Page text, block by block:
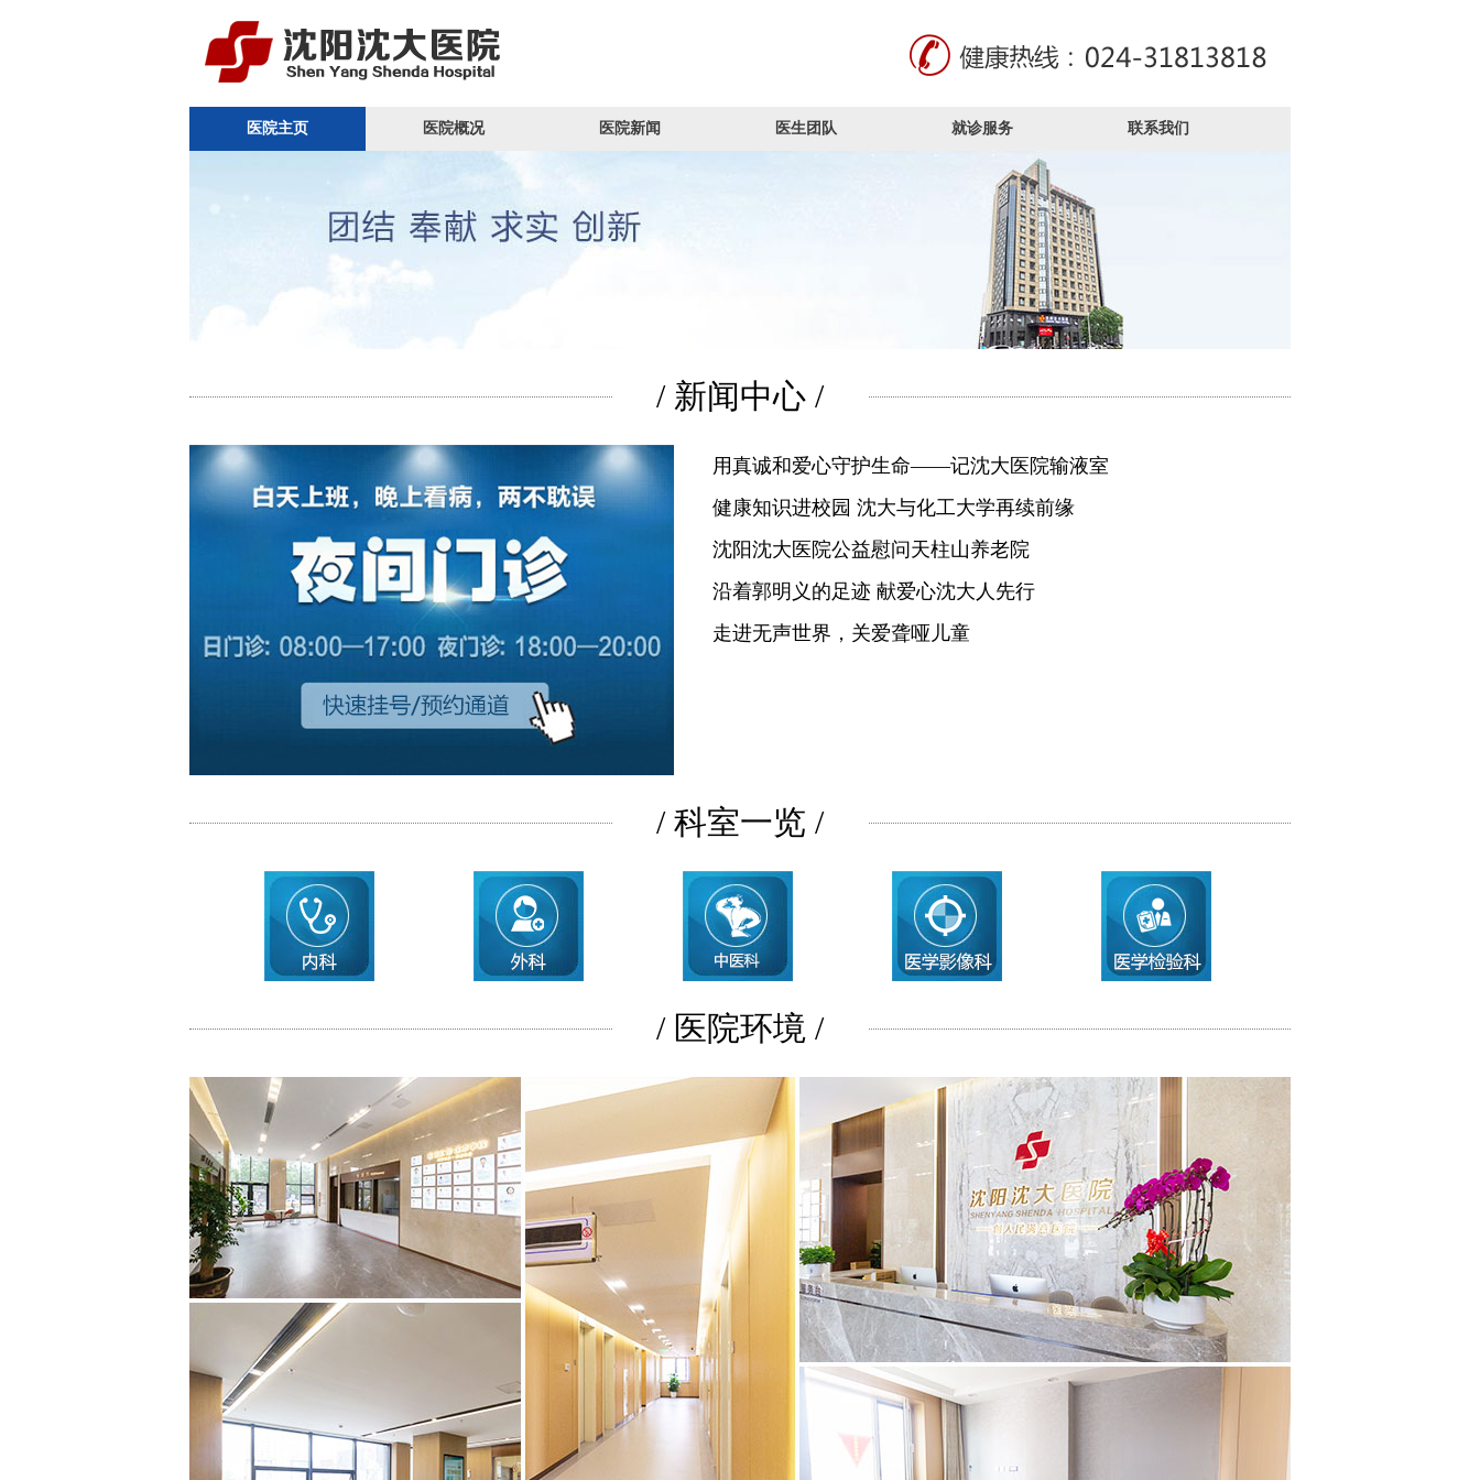
医院主页 医院概况 医院新闻 医生团队 就诊服务 联系我们
/ 新闻中心 /
用真诚和爱心守护生命——记沈大医院输液室
健康知识进校园 沈大与化工大学再续前缘
沈阳沈大医院公益慰问天柱山养老院
沿着郭明义的足迹 献爱心沈大人先行
走进无声世界，关爱聋哑儿童
/ 科室一览 /
/ 医院环境 /